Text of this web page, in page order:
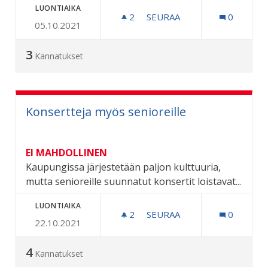
LUONTIAIKA
05.10.2021
2 2 SEURAAJAA
SEURAA 0
3 Kannatukset
Konsertteja myös senioreille
EI MAHDOLLINEN
Kaupungissa järjestetään paljon kulttuuria,
mutta senioreille suunnatut konsertit loistavat...
LUONTIAIKA
22.10.2021
2 2 SEURAAJAA
SEURAA 0
4 Kannatukset